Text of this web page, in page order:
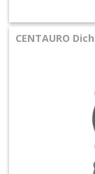
CENTAURO